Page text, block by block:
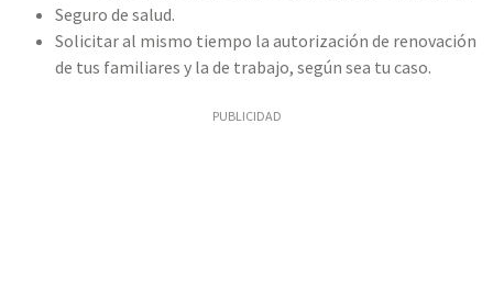
Seguro de salud.
Solicitar al mismo tiempo la autorización de renovación
de tus familiares y la de trabajo, según sea tu caso.
PUBLICIDAD